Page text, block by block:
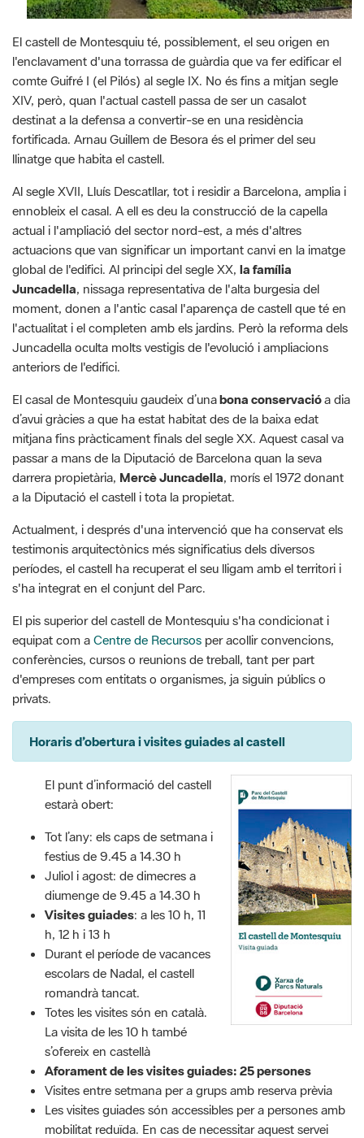
El castell de Montesquiu té, possiblement, el seu origen en
l'enclavament d'una torrassa de guàrdia que va fer edificar el
comte Guifré I (el Pilós) al segle IX. No és fins a mitjan segle
XIV, però, quan l'actual castell passa de ser un casalot
destinat a la defensa a convertir-se en una residència
fortificada. Arnau Guillem de Besora és el primer del seu
llinatge que habita el castell.
Al segle XVII, Lluís Descatllar, tot i residir a Barcelona, amplia i
ennobleix el casal. A ell es deu la construcció de la capella
actual i l'ampliació del sector nord-est, a més d'altres
actuacions que van significar un important canvi en la imatge
global de l'edifici. Al principi del segle XX, la família
Juncadella, nissaga representativa de l'alta burgesia del
moment, donen a l'antic casal l'aparença de castell que té en
l'actualitat i el completen amb els jardins. Però la reforma dels
Juncadella oculta molts vestigis de l'evolució i ampliacions
anteriors de l'edifici.
El casal de Montesquiu gaudeix d’unabona conservacióa dia
d’avui gràcies a que ha estat habitat des de la baixa edat
mitjana fins pràcticament finals del segle XX. Aquest casal va
passar a mans de la Diputació de Barcelona quan la seva
darrera propietària, Mercè Juncadella, morís el 1972 donant
a la Diputació el castell i tota la propietat.
Actualment, i després d'una intervenció que ha conservat els
testimonis arquitectònics més significatius dels diversos
períodes, el castell ha recuperat el seu lligam amb el territori i
s'ha integrat en el conjunt del Parc.
El pis superior del castell de Montesquiu s'ha condicionat i
equipat com a Centre de Recursos per acollir convencions,
conferències, cursos o reunions de treball, tant per part
d'empreses com entitats o organismes, ja siguin públics o
privats.
Horaris d’obertura i visites guiades al castell
El punt d’informació del castell
estarà obert:
Tot l’any: els caps de setmana i
festius de 9.45 a 14.30 h
Juliol i agost: de dimecres a
diumenge de 9.45 a 14.30 h
Visites guiades: a les 10 h, 11
h, 12 h i 13 h
Durant el període de vacances
escolars de Nadal, el castell
romandrà tancat.
Totes les visites són en català.
La visita de les 10 h també
s’ofereix en castellà
Aforament de les visites guiades: 25 persones
Visites entre setmana per a grups amb reserva prèvia
Les visites guiades són accessibles per a persones amb
mobilitat reduïda. En cas de necessitar aquest servei